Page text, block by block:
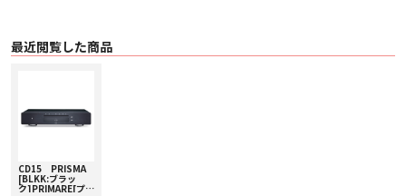
最近閲覧した商品
CD15 PRISMA
[BLKK:ブラッ
ク]PRIMARE[プラ